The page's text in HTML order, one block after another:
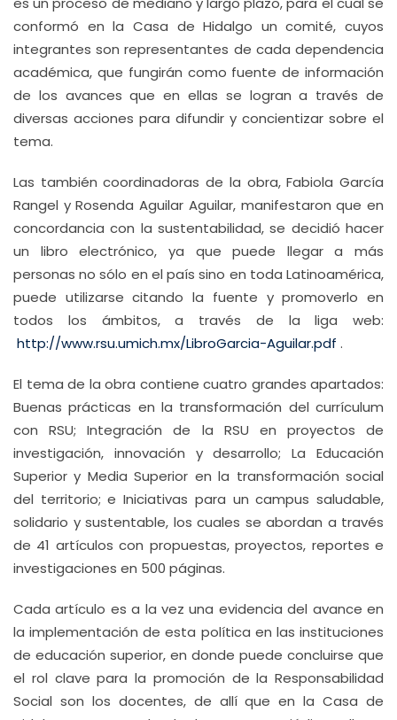
conformó en la Casa de Hidalgo un comité, cuyos
integrantes son representantes de cada dependencia
académica, que fungirán como fuente de información
de los avances que en ellas se logran a través de
diversas acciones para difundir y concientizar sobre el
tema.
Las también coordinadoras de la obra, Fabiola García
Rangel y Rosenda Aguilar Aguilar, manifestaron que en
concordancia con la sustentabilidad, se decidió hacer
un libro electrónico, ya que puede llegar a más
personas no sólo en el país sino en toda Latinoamérica,
puede utilizarse citando la fuente y promoverlo en
todos los ámbitos, a través de la liga web:
http://www.rsu.umich.mx/LibroGarcia-Aguilar.pdf .
El tema de la obra contiene cuatro grandes apartados:
Buenas prácticas en la transformación del currículum
con RSU; Integración de la RSU en proyectos de
investigación, innovación y desarrollo; La Educación
Superior y Media Superior en la transformación social
del territorio; e Iniciativas para un campus saludable,
solidario y sustentable, los cuales se abordan a través
de 41 artículos con propuestas, proyectos, reportes e
investigaciones en 500 páginas.
Cada artículo es a la vez una evidencia del avance en
la implementación de esta política en las instituciones
de educación superior, en donde puede concluirse que
el rol clave para la promoción de la Responsabilidad
Social son los docentes, de allí que en la Casa de